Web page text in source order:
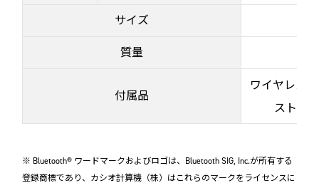
サイズ
質量
付属品
ワイヤレス
ストラ
※ Bluetooth® ワードマークおよびロゴは、Bluetooth SIG, Inc.が所有する
登録商標であり、カシオ計算機（株）はこれらのマークをライセンスに